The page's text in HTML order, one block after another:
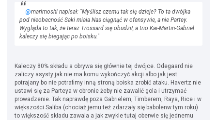
@marimoshi napisał: "Myślisz czemu tak się dzieje? To ta dwójka
pod nieobecność Saki miała Nas ciągnąć w ofensywie, a nie Partey.
Wygląda to tak, że teraz Trossard się obudził, a trio Kai-Martin-Gabriel
kaleczy się biegając po boisku."
Kaleczy 80% składu a obrywa się głównie tej dwójce. Odegaard nie
zaliczy asysty jak nie ma komu wykończyć akcji albo jak jest
potrajany bo nie potrafimy inną stroną boiska zrobić ataku. Havertz nie
ustawi się za Parteya w obronie żeby nie zawalić gola i utrzymać
prowadzenie. Tak naprawdę poza Gabrielem, Timberem, Raya, Rice i w
większości Saliba (chociaż jemu też zdarzały się babolenw tym roku)
to większość składu zawala a jak zwykle tutaj oberwie się jednemu